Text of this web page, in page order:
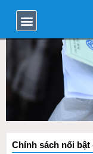
Chính sách nổi